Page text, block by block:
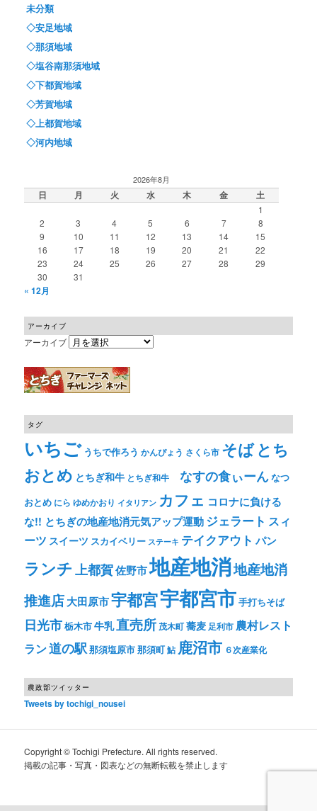
未分類
◇安足地域
◇那須地域
◇塩谷南那須地域
◇下都賀地域
◇芳賀地域
◇上都賀地域
◇河内地域
2026年8月
日 月 火 水 木 金 土
1
2
3 4 5 6 7
8
9
10 11 12 13 14
15
16
17 18 19 20 21
22
23
24 25 26 27 28
29
30
31
« 12月
アーカイブ
アーカイブ
タグ
いちご うちで作ろう かんぴょう さくら市 そばとち
おとめ とちぎ和牛 とちぎ和牛 なすの食ぃーんなつ
おとめ にら ゆめかおり イタリアン カフェ コロナに負ける
な!! とちぎの地産地消元気アップ運動ジェラート スィ
ーツ スイーツ スカイベリー ステーキ テイクアウト パン
ランチ上都賀佐野市地産地消地産地消
推進店大田原市宇都宮宇都宮市手打ちそば
日光市栃木市牛乳直売所茂木町蕎麦足利市 農村レスト
ラン道の駅那須塩原市那須町鮎 鹿沼市 ６次産業化
農政部ツイッター
Tweets by tochigi_nousei
Copyright © Tochigi Prefecture. All rights reserved.
掲載の記事・写真・図表などの無断転載を禁止します